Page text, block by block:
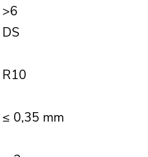
>6
DS
R10
≤ 0,35 mm